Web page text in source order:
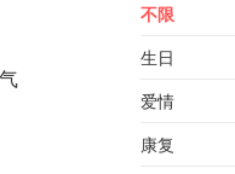
不限
生日
爱情
康复